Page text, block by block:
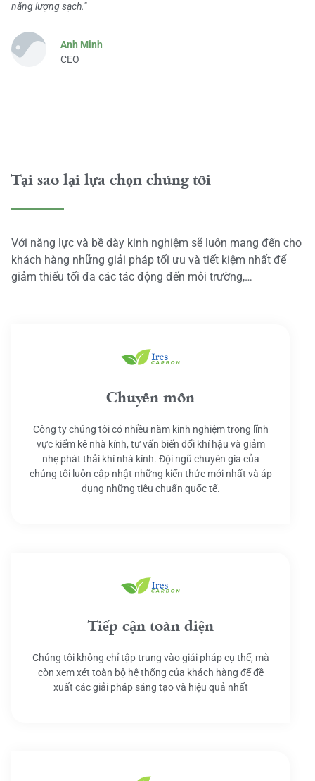
năng lượng sạch."
Anh Minh
CEO
Tại sao lại lựa chọn chúng tôi
Với năng lực và bề dày kinh nghiệm sẽ luôn mang đến cho
khách hàng những giải pháp tối ưu và tiết kiệm nhất để
giảm thiểu tối đa các tác động đến môi trường,…
Chuyên môn
Công ty chúng tôi có nhiều năm kinh nghiệm trong lĩnh
vực kiểm kê nhà kính, tư vấn biến đổi khí hậu và giảm
nhẹ phát thải khí nhà kính. Đội ngũ chuyên gia của
chúng tôi luôn cập nhật những kiến thức mới nhất và áp
dụng những tiêu chuẩn quốc tế.
Tiếp cận toàn diện
Chúng tôi không chỉ tập trung vào giải pháp cụ thể, mà
còn xem xét toàn bộ hệ thống của khách hàng để đề
xuất các giải pháp sáng tạo và hiệu quả nhất